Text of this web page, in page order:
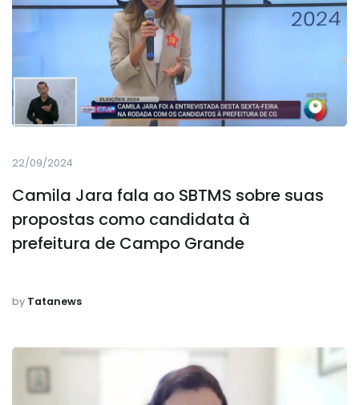
22/09/2024
Camila Jara fala ao SBTMS sobre suas
propostas como candidata à
prefeitura de Campo Grande
by Tatanews